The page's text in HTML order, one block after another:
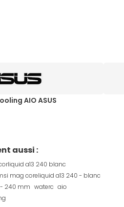
AIO ASUS
aussi :
a13 240 blanc
mag coreliquid a13 240 - blanc
240 mm waterc aio